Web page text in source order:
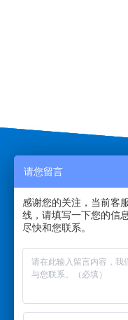
网站首页
产品展示
请您留言
感谢您的关注，当前客
线，请填写一下您的信
尽快和您联系。